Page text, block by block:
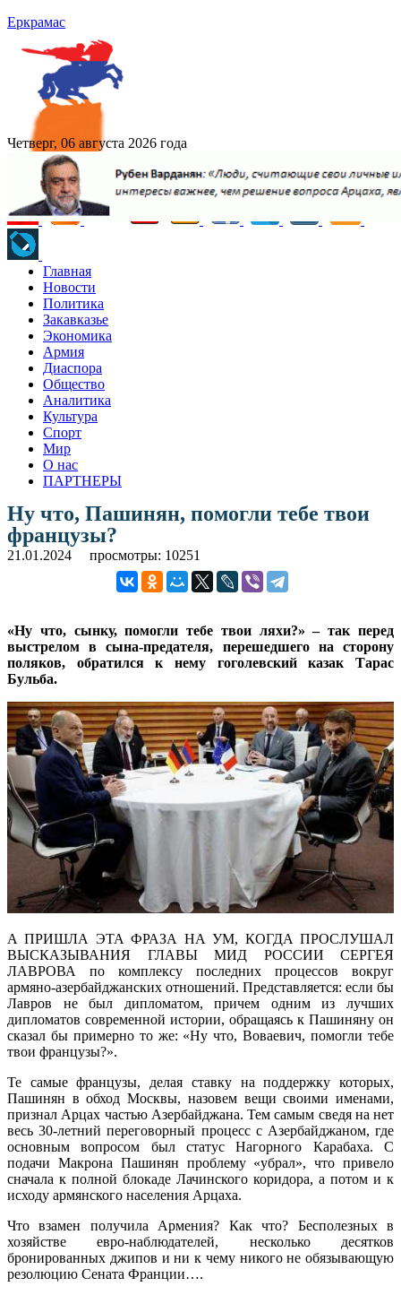
Еркрамас
Четверг, 06 августа 2026 года
Главная
Новости
Политика
Закавказье
Экономика
Армия
Диаспора
Общество
Аналитика
Культура
Спорт
Мир
О нас
ПАРТНЕРЫ
Ну что, Пашинян, помогли тебе твои
французы?
21.01.2024 просмотры: 10251
«Ну что, сынку, помогли тебе твои ляхи?» – так перед
выстрелом в сына-предателя, перешедшего на сторону
поляков, обратился к нему гоголевский казак Тарас
Бульба.
А ПРИШЛА ЭТА ФРАЗА НА УМ, КОГДА ПРОСЛУШАЛ
ВЫСКАЗЫВАНИЯ ГЛАВЫ МИД РОССИИ СЕРГЕЯ
ЛАВРОВА по комплексу последних процессов вокруг
армяно-азербайджанских отношений. Представляется: если бы
Лавров не был дипломатом, причем одним из лучших
дипломатов современной истории, обращаясь к Пашиняну он
сказал бы примерно то же: «Ну что, Воваевич, помогли тебе
твои французы?».
Те самые французы, делая ставку на поддержку которых,
Пашинян в обход Москвы, назовем вещи своими именами,
признал Арцах частью Азербайджана. Тем самым сведя на нет
весь 30-летний переговорный процесс с Азербайджаном, где
основным вопросом был статус Нагорного Карабаха. С
подачи Макрона Пашинян проблему «убрал», что привело
сначала к полной блокаде Лачинского коридора, а потом и к
исходу армянского населения Арцаха.
Что взамен получила Армения? Как что? Бесполезных в
хозяйстве евро-наблюдателей, несколько десятков
бронированных джипов и ни к чему никого не обязывающую
резолюцию Сената Франции….